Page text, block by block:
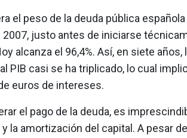
el peso de la deuda pública
justo antes de iniciarse
alcanza el 96,4%. Así, en siete
PIB casi se ha triplicado, lo cual
euros de intereses.
el pago de la deuda, es
la amortización del capital. A pesar